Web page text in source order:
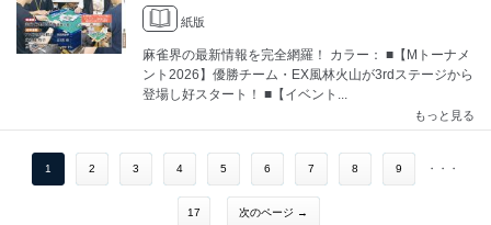
紙版
麻雀界の最新情報を完全網羅！ カラー： ■【Mトーナメ
ント2026】優勝チーム・EX風林火山が3rdステージから
登場し好スタート！ ■【イベント...
もっと見る
1 2 3 4 5 6 7 8 9 ・・・
17 次のページ →